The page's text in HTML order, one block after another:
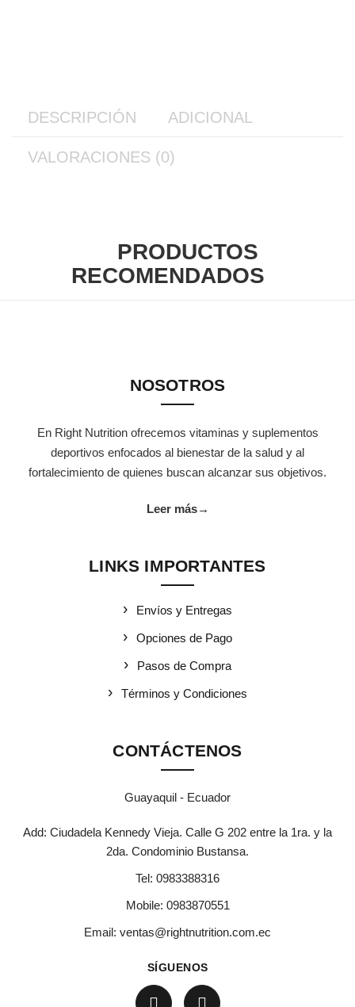
DESCRIPCIÓN ADICIONAL
VALORACIONES (0)
PRODUCTOS
RECOMENDADOS
NOSOTROS
En Right Nutrition ofrecemos vitaminas y suplementos
deportivos enfocados al bienestar de la salud y al
fortalecimiento de quienes buscan alcanzar sus objetivos.
Leer más→
LINKS IMPORTANTES
Envíos y Entregas
Opciones de Pago
Pasos de Compra
Términos y Condiciones
CONTÁCTENOS
Guayaquil - Ecuador
Add: Ciudadela Kennedy Vieja. Calle G 202 entre la 1ra. y la
2da. Condominio Bustansa.
Tel: 0983388316
Mobile: 0983870551
Email: ventas@rightnutrition.com.ec
SÍGUENOS